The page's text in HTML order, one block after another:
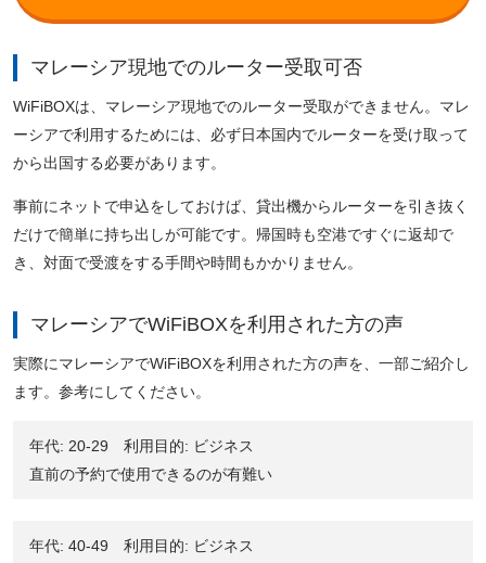
マレーシア現地でのルーター受取可否
WiFiBOXは、マレーシア現地でのルーター受取ができません。マレ
ーシアで利用するためには、必ず日本国内でルーターを受け取って
から出国する必要があります。
事前にネットで申込をしておけば、貸出機からルーターを引き抜く
だけで簡単に持ち出しが可能です。帰国時も空港ですぐに返却で
き、対面で受渡をする手間や時間もかかりません。
マレーシアでWiFiBOXを利用された方の声
実際にマレーシアでWiFiBOXを利用された方の声を、一部ご紹介し
ます。参考にしてください。
年代: 20-29 利用目的: ビジネス
直前の予約で使用できるのが有難い
年代: 40-49 利用目的: ビジネス